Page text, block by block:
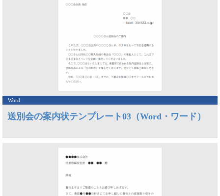
Word
送別会の案内状テンプレート03（Word・ワード）